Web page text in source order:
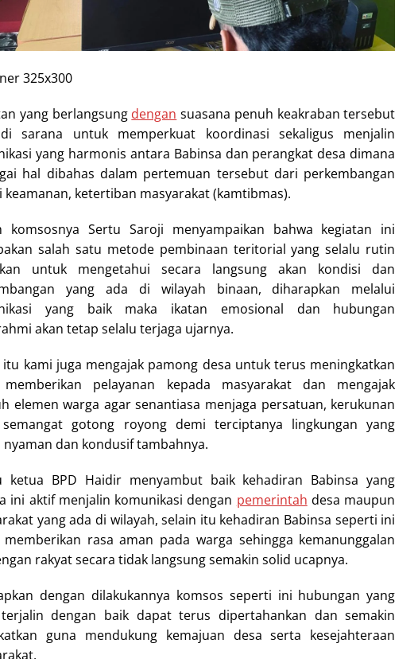
yang berlangsung dengan suasana penuh keakraban tersebut
sarana untuk memperkuat koordinasi sekaligus menjalin
yang harmonis antara Babinsa dan perangkat desa dimana
hal dibahas dalam pertemuan tersebut dari perkembangan
keamanan, ketertiban masyarakat (kamtibmas).
komsosnya Sertu Saroji menyampaikan bahwa kegiatan ini
salah satu metode pembinaan teritorial yang selalu rutin
untuk mengetahui secara langsung akan kondisi dan
yang ada di wilayah binaan, diharapkan melalui
yang baik maka ikatan emosional dan hubungan
akan tetap selalu terjaga ujarnya.
itu kami juga mengajak pamong desa untuk terus meningkatkan
pelayanan kepada masyarakat dan mengajak
elemen warga agar senantiasa menjaga persatuan, kerukunan
gotong royong demi terciptanya lingkungan yang
nyaman dan kondusif tambahnya.
ketua BPD Haidir menyambut baik kehadiran Babinsa yang
ini aktif menjalin komunikasi dengan pemerintah desa maupun
yang ada di wilayah, selain itu kehadiran Babinsa seperti ini
rasa aman pada warga sehingga kemanunggalan
rakyat secara tidak langsung semakin solid ucapnya.
dengan dilakukannya komsos seperti ini hubungan yang
dengan baik dapat terus dipertahankan dan semakin
guna mendukung kemajuan desa serta kesejahteraan